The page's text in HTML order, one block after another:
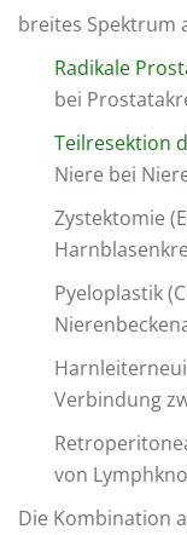
breites Spektrum
Radikale
bei
Teilresektion
Niere bei
Zystektomie
Pyeloplastik
Verbindung
von
Die Kombination